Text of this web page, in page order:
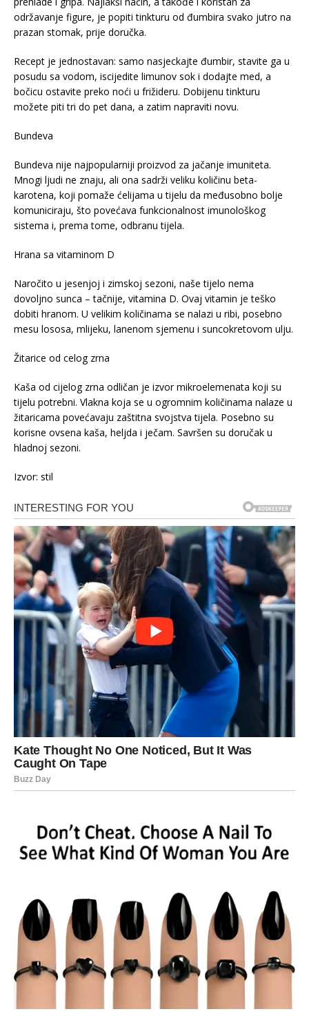
održavanje figure, je popiti tinkturu od đumbira svako jutro na
prazan stomak, prije doručka.
Recept je jednostavan: samo nasjeckajte đumbir, stavite ga u
posudu sa vodom, iscijedite limunov sok i dodajte med, a
bočicu ostavite preko noći u frižideru. Dobijenu tinkturu
možete piti tri do pet dana, a zatim napraviti novu.
Bundeva
Bundeva nije najpopularniji proizvod za jačanje imuniteta.
Mnogi ljudi ne znaju, ali ona sadrži veliku količinu beta-
karotena, koji pomaže ćelijama u tijelu da međusobno bolje
komuniciraju, što povećava funkcionalnost imunološkog
sistema i, prema tome, odbranu tijela.
Hrana sa vitaminom D
Naročito u jesenjoj i zimskoj sezoni, naše tijelo nema
dovoljno sunca – tačnije, vitamina D. Ovaj vitamin je teško
dobiti hranom. U velikim količinama se nalazi u ribi, posebno
mesu lososa, mlijeku, lanenom sjemenu i suncokretovom ulju.
Žitarice od celog zrna
Kaša od cijelog zrna odličan je izvor mikroelemenata koji su
tijelu potrebni. Vlakna koja se u ogromnim količinama nalaze u
žitaricama povećavaju zaštitna svojstva tijela. Posebno su
korisne ovsena kaša, heljda i ječam. Savršen su doručak u
hladnoj sezoni.
Izvor: stil